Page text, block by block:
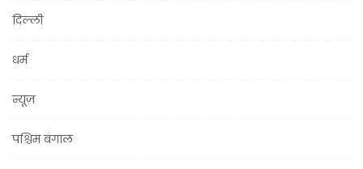
दिल्ली
धर्म
न्यूज़
पश्चिम बंगाल